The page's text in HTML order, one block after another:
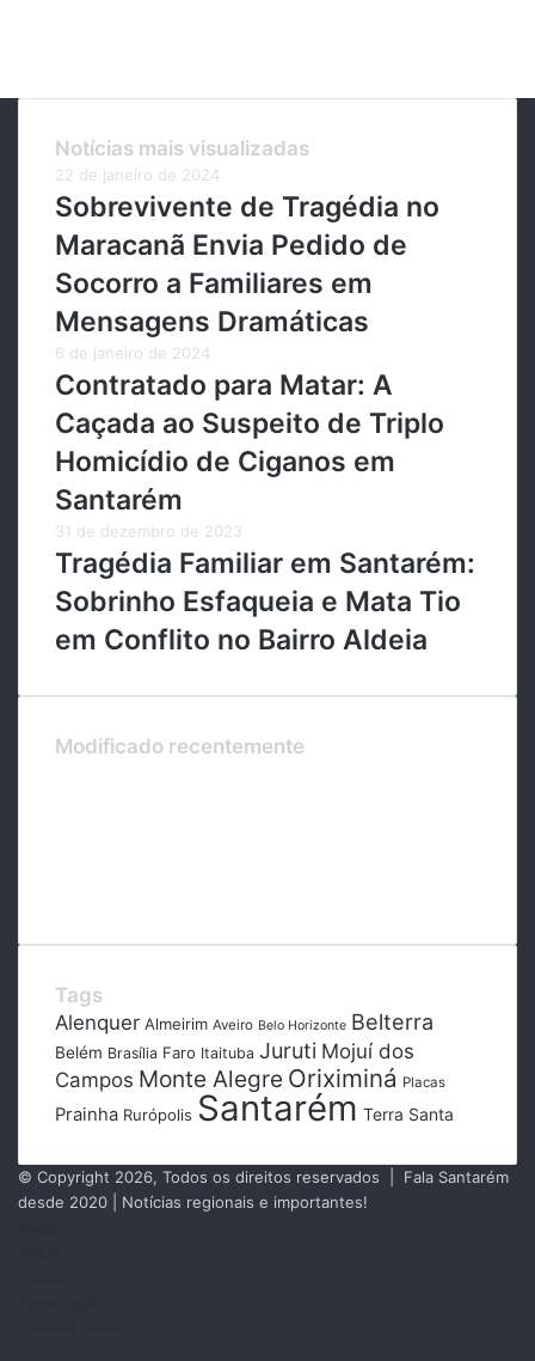
Notícias mais visualizadas
22 de janeiro de 2024
Sobrevivente de Tragédia no
Maracanã Envia Pedido de
Socorro a Familiares em
Mensagens Dramáticas
6 de janeiro de 2024
Contratado para Matar: A
Caçada ao Suspeito de Triplo
Homicídio de Ciganos em
Santarém
31 de dezembro de 2023
Tragédia Familiar em Santarém:
Sobrinho Esfaqueia e Mata Tio
em Conflito no Bairro Aldeia
Modificado recentemente
Tags
Alenquer Almeirim Aveiro Belo Horizonte Belterra
Belém Brasília Faro Itaituba Juruti Mojuí dos
Campos Monte Alegre Oriximiná Placas
Prainha Rurópolis Santarém Terra Santa
© Copyright 2026, Todos os direitos reservados | Fala Santarém
desde 2020 | Notícias regionais e importantes!